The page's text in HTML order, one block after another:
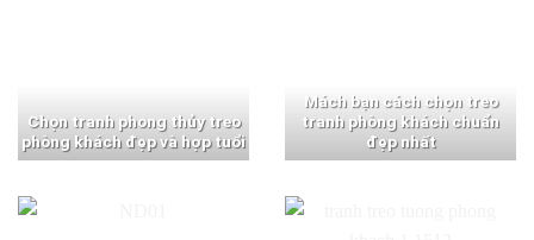
Chọn tranh phong thủy treo
phòng khách đẹp và hợp tuổi
Mách bạn cách chọn treo
tranh phòng khách chuẩn
đẹp nhất